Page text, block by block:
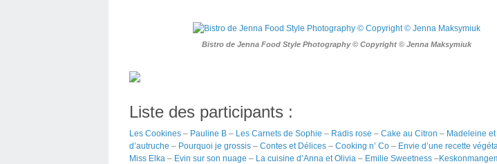
Bistro de Jenna Food Style Photography © Copyright © Jenna Maksymiuk
Liste des participants :
Les Cookines – Pauline B – Les Carnets de Sophie – Radis rose – Cake au Citron – Madeleine
d’autruche – Pourquoi je grossis – Contes et Délices – Cooking n’ Co – Envie d’une recette
Miss Elka – Evin sur son nuage – La cuisine d’Anna et Olivia – Emilie Sweetness –